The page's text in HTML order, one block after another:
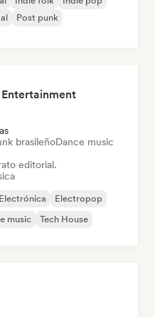
Post punk
brasileñoDance music
editorial.
Electrónica
Electropop
music Tech House